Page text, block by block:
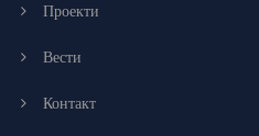
Проекти
Вести
Контакт